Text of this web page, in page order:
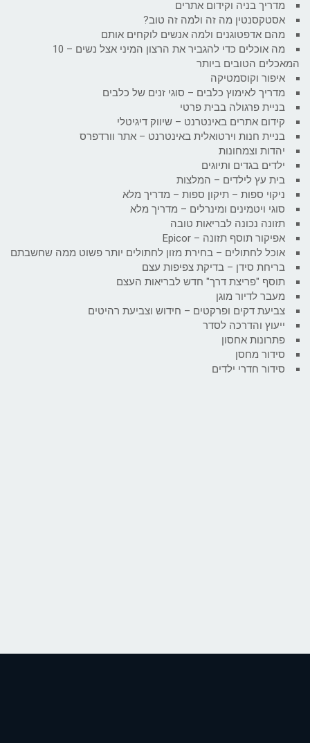
מדריך בניה וקידום אתרים
אסטקסנטין מה זה ולמה זה טוב?
מהם אדפטוגנים ולמה אנשים לוקחים אותם
מה אוכלים כדי להגביר את הרצון המיני אצל נשים – 10
המאכלים הטובים ביותר
איפור וקוסמטיקה
מדריך לאימוץ כלבים – סוגי זנים של כלבים
בניית פרגולה בבית פרטי
קידום אתרים באינטרנט – שיווק דיגיטלי
בניית חנות וירטואלית באינטרנט – אתר וורדפרס
יהדות וצמחונות
ילדים בגדים ותיוגים
בית עץ לילדים – המלצות
ניקוי ספות – תיקון ספות – מדריך מלא
סוגי ויטמינים ומינרלים – מדריך מלא
תזונה נכונה לבריאות טובה
אפיקור תוסף תזונה – Epicor
אוכל לחתולים – בחירת מזון לחתולים יותר פשוט ממה שחשבתם
בריחת סידן – בדיקת צפיפות עצם
תוסף "פריצת דרך" חדש לבריאות העצם
מעבר לדיור מוגן
צביעת דקים ופרקטים – חידוש וצביעת רהיטים
ייעוץ והדרכה לסדר
פתרונות אחסון
סידור מחסן
סידור חדרי ילדים